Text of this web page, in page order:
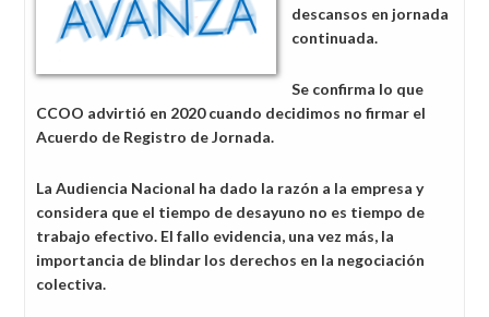
descansos en jornada
continuada.
Se confirma lo que
CCOO advirtió en 2020 cuando decidimos no firmar el
Acuerdo de Registro de Jornada.
La Audiencia Nacional ha dado la razón a la empresa y
considera que el tiempo de desayuno no es tiempo de
trabajo efectivo. El fallo evidencia, una vez más, la
importancia de blindar los derechos en la negociación
colectiva.